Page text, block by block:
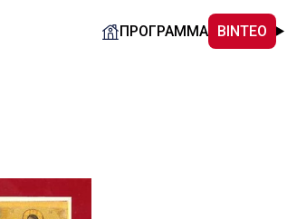
ΠΡΟΓΡΑΜΜΑ ΒΙΝΤΕΟ